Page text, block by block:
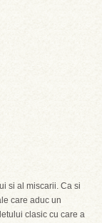
si al miscarii. Ca si
care aduc un
clasic cu care a